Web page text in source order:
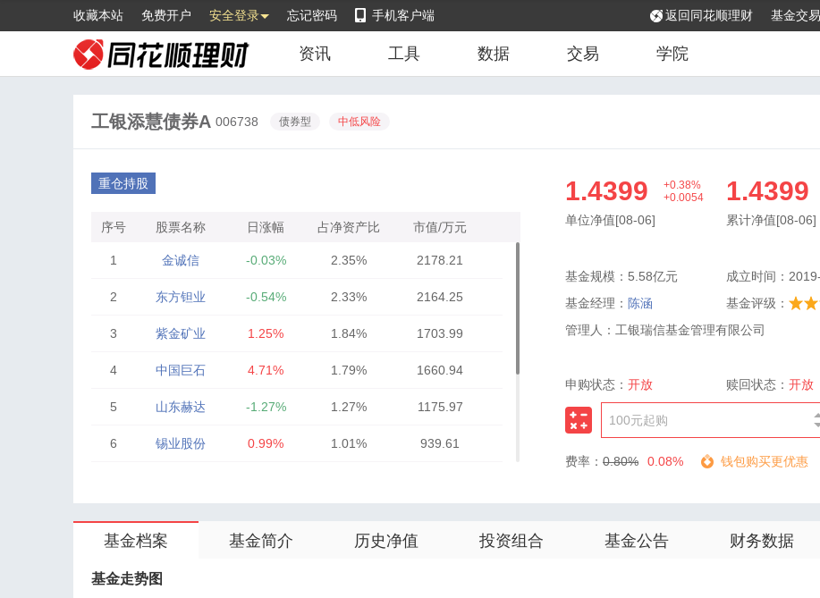
收藏本站 免费开户 安全登录 忘记密码 手机客户端 返回同花顺理财 基金交易
资讯 工具 数据 交易 学院
工银添慧债券A 006738 债券型 中低风险
重仓持股
序号 股票名称 日涨幅 占净资产比 市值/万元
1 金诚信 -0.03% 2.35% 2178.21
2 东方钽业 -0.54% 2.33% 2164.25
3 紫金矿业 1.25% 1.84% 1703.99
4 中国巨石 4.71% 1.79% 1660.94
5 山东赫达 -1.27% 1.27% 1175.97
6 锡业股份 0.99% 1.01% 939.61
宁德时代 -0.20%
10 振华股份
1.4399
+0.38%
+0.0054
单位净值[08-06]
1.4399
累计净值[08-06]
基金规模：5.58亿元
成立时间：
基金经理： 陈涵
基金评级：
管理人：工银瑞信基金管理有限公司
申购状态： 开放 赎回状态： 开放
费率： 0.80% 0.08% 钱包购买更优惠
基金档案 基金简介 历史净值 投资组合 基金公告 财务数据